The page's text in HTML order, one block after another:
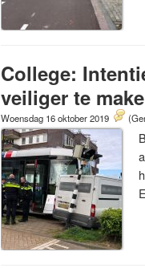
College:
veiliger te
Woensdag 16 oktober 2019